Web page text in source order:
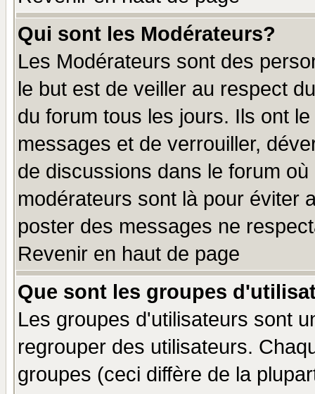
Qui sont les Modérateurs?
Les Modérateurs sont des
le but est de veiller au respect
du forum tous les jours. Ils ont
messages et de verrouiller,
de discussions dans le forum
modérateurs sont là pour éviter
poster des messages ne
Revenir en haut de page
Que sont les groupes
Les groupes d'utilisateurs sont
regrouper des utilisateurs.
groupes (ceci diffère de la